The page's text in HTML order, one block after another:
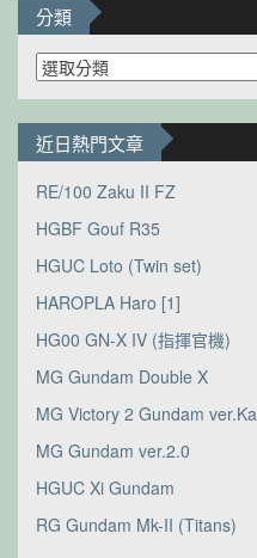
分類
分
類
近日熱門文章
RE/100 Zaku II FZ
HGBF Gouf R35
HGUC Loto (Twin set)
HAROPLA Haro [1]
HG00 GN-X IV (指揮官機)
MG Gundam Double X
MG Victory 2 Gundam ver.Ka
MG Gundam ver.2.0
HGUC Xi Gundam
RG Gundam Mk-II (Titans)